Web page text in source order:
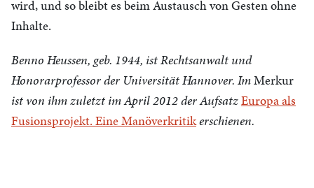
wird, und so bleibt es beim Austausch von Gesten ohne
Inhalte.
Benno Heussen, geb. 1944, ist Rechtsanwalt und
Honorarprofessor der Universität Hannover. ImMerkur
ist von ihm zuletzt im April 2012 der AufsatzEuropa als
Fusionsprojekt. Eine Manöverkritikerschienen.